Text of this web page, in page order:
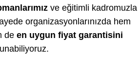
ve eğitimli kadromuzla
organizasyonlarınızda hem
de en uygun fiyat garantisini